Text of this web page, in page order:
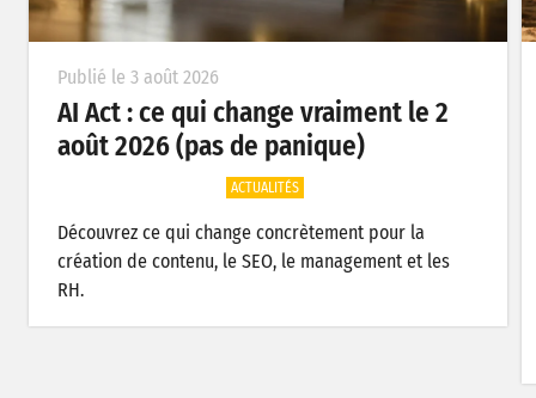
Publié le 3 août 2026
AI Act : ce qui change vraiment le 2
août 2026 (pas de panique)
ACTUALITÉS
Découvrez ce qui change concrètement pour la
création de contenu, le SEO, le management et les
RH.